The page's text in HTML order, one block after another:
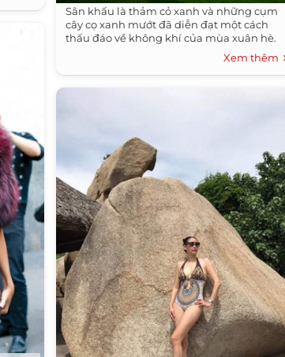
Sân khấu là thảm cỏ xanh và những cụm
cây cọ xanh mướt đã diễn đạt một cách
thấu đáo về không khí của mùa xuân hè.
Xem thêm